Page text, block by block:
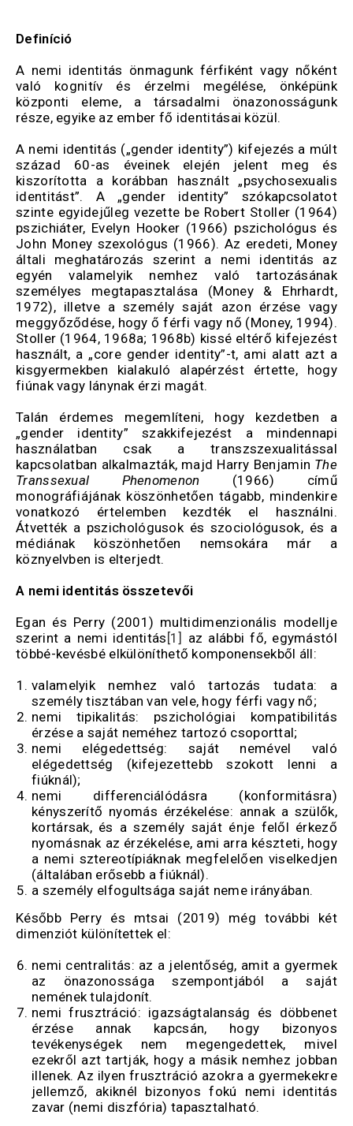
Definíció
A nemi identitás önmagunk férfiként vagy nőként
való kognitív és érzelmi megélése, önképünk
központi eleme, a társadalmi önazonosságunk
része, egyike az ember fő identitásai közül.
A nemi identitás („gender identity”) kifejezés a múlt
század 60-as éveinek elején jelent meg és
kiszorította a korábban használt „psychosexualis
identitást”. A „gender identity” szókapcsolatot
szinte egyidejűleg vezette be Robert Stoller (1964)
pszichiáter, Evelyn Hooker (1966) pszichológus és
John Money szexológus (1966). Az eredeti, Money
általi meghatározás szerint a nemi identitás az
egyén valamelyik nemhez való tartozásának
személyes megtapasztalása (Money & Ehrhardt,
1972), illetve a személy saját azon érzése vagy
meggyőződése, hogy ő férfi vagy nő (Money, 1994).
Stoller (1964, 1968a; 1968b) kissé eltérő kifejezést
használt, a „core gender identity”-t, ami alatt azt a
kisgyermekben kialakuló alapérzést értette, hogy
fiúnak vagy lánynak érzi magát.
Talán érdemes megemlíteni, hogy kezdetben a
„gender identity” szakkifejezést a mindennapi
használatban csak a transzszexualitással
kapcsolatban alkalmazták, majd Harry Benjamin The
Transsexual Phenomenon (1966) című
monográfiájának köszönhetően tágabb, mindenkire
vonatkozó értelemben kezdték el használni.
Átvették a pszichológusok és szociológusok, és a
médiának köszönhetően nemsokára már a
köznyelvben is elterjedt.
A nemi identitás összetevői
Egan és Perry (2001) multidimenzionális modellje
szerint a nemi identitás [1] az alábbi fő, egymástól
többé-kevésbé elkülöníthető komponensekből áll:
valamelyik nemhez való tartozás tudata: a
személy tisztában van vele, hogy férfi vagy nő;
nemi tipikalitás: pszichológiai kompatibilitás
érzése a saját neméhez tartozó csoporttal;
nemi elégedettség: saját nemével való
elégedettség (kifejezettebb szokott lenni a
fiúknál);
nemi differenciálódásra (konformitásra)
kényszerítő nyomás érzékelése: annak a szülők,
kortársak, és a személy saját énje felől érkező
nyomásnak az érzékelése, ami arra készteti, hogy
a nemi sztereotípiáknak megfelelően viselkedjen
(általában erősebb a fiúknál).
a személy elfogultsága saját neme irányában.
Később Perry és mtsai (2019) még további két
dimenziót különítettek el:
nemi centralitás: az a jelentőség, amit a gyermek
az önazonossága szempontjából a saját
nemének tulajdonít.
nemi frusztráció: igazságtalanság és döbbenet
érzése annak kapcsán, hogy bizonyos
tevékenységek nem megengedettek, mivel
ezekről azt tartják, hogy a másik nemhez jobban
illenek. Az ilyen frusztráció azokra a gyermekekre
jellemző, akiknél bizonyos fokú nemi identitás
zavar (nemi diszfória) tapasztalható.